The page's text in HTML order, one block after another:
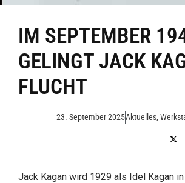
IM SEPTEMBER
GELINGT JACK
FLUCHT
23. September 2025Aktuelles,
Jack Kagan wird 1929 als Idel Kagan